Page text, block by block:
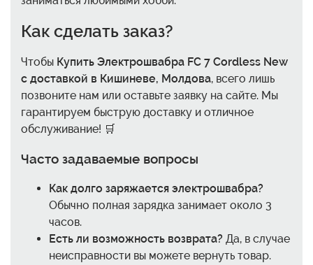
Как сделать заказ?
Чтобы Купить Электрошвабра FC 7 Cordless New
с доставкой в Кишиневе, Молдова, всего лишь
позвоните нам или оставьте заявку на сайте. Мы
гарантируем быструю доставку и отличное
обслуживание! 🛒
Часто задаваемые вопросы
Как долго заряжается электрошвабра?
Обычно полная зарядка занимает около 3
часов.
Есть ли возможность возврата? Да, в случае
неисправности вы можете вернуть товар.